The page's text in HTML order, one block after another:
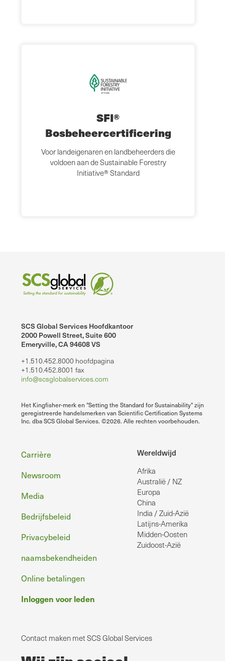
SFI®
Bosbeheercertificering
Voor landeigenaren en landbeheerders die
voldoen aan de Sustainable Forestry
Initiative® Standard
SCS Global Services Hoofdkantoor
2000 Powell Street, Suite 600
Emeryville, CA 94608 VS
+1.510.452.8000 hoofdpagina
+1.510.452.8001 fax
info@scsglobalservices.com
Het Kingfisher-merk en "Setting the Standard for Sustainability" zijn
geregistreerde handelsmerken van Scientific Certification Systems
Inc. dba SCS Global Services. ©2026. Alle rechten voorbehouden.
Wereldwijd
Afrika
Australië / NZ
Europa
China
India / Zuid-Azië
Latijns-Amerika
Midden-Oosten
Zuidoost-Azië
Voettekst
Carrière
Newsroom
Media
Bedrijfsbeleid
Privacybeleid
naamsbekendheiden
Online betalingen
Inloggen voor leden
Contact maken met SCS Global Services